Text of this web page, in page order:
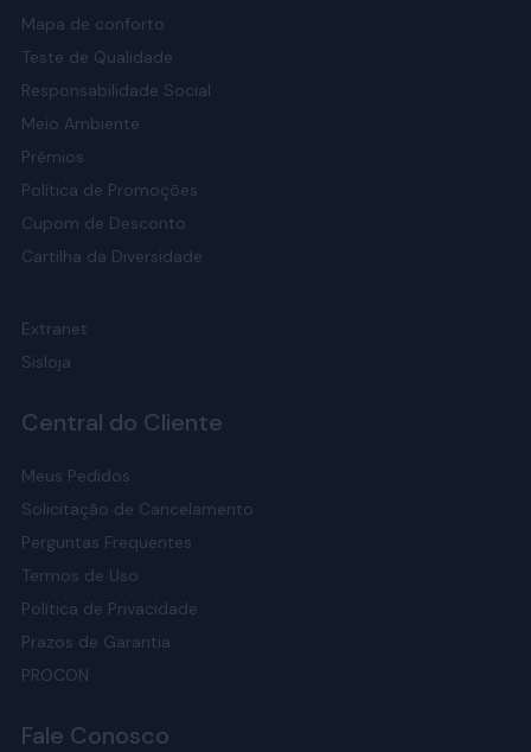
Mapa de conforto
Teste de Qualidade
Responsabilidade Social
Meio Ambiente
Prêmios
Política de Promoções
Cupom de Desconto
Cartilha da Diversidade
Extranet
Sisloja
Central do Cliente
Meus Pedidos
Solicitação de Cancelamento
Perguntas Frequentes
Termos de Uso
Política de Privacidade
Prazos de Garantia
PROCON
Fale Conosco